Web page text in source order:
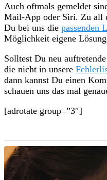
Auch oftmals gemeldet
Mail-App oder Siri. Zu all
Du bei uns die passenden
Möglichkeit eigene
Solltest Du neu
die nicht in unsere
dann kannst Du einen
schauen uns das mal
[adrotate group=”3″]